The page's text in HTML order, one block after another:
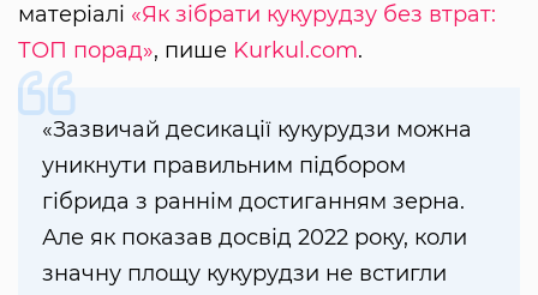
матеріалі «Як зібрати кукурудзу без втрат:
ТОП порад», пише Kurkul.com.
«Зазвичай десикації кукурудзи можна
уникнути правильним підбором
гібрида з раннім достиганням зерна.
Але як показав досвід 2022 року, коли
значну площу кукурудзи не встигли